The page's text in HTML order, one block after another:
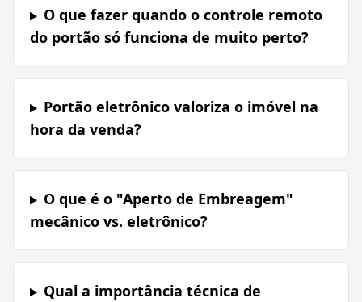
O que fazer quando o controle remoto
do portão só funciona de muito perto?
Portão eletrônico valoriza o imóvel na
hora da venda?
O que é o "Aperto de Embreagem"
mecânico vs. eletrônico?
Qual a importância técnica de